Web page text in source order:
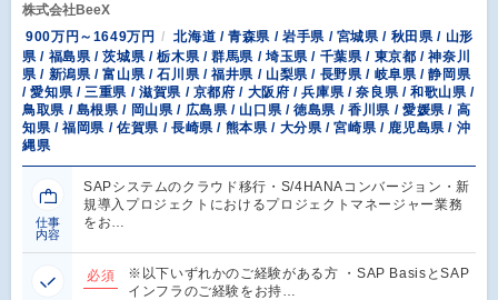
株式会社BeeX
900万円～1649万円
北海道 / 青森県 / 岩手県 / 宮城県 / 秋田県 / 山形
県 / 福島県 / 茨城県 / 栃木県 / 群馬県 / 埼玉県 / 千葉県 / 東京都 / 神奈川
県 / 新潟県 / 富山県 / 石川県 / 福井県 / 山梨県 / 長野県 / 岐阜県 / 静岡県
/ 愛知県 / 三重県 / 滋賀県 / 京都府 / 大阪府 / 兵庫県 / 奈良県 / 和歌山県 /
鳥取県 / 島根県 / 岡山県 / 広島県 / 山口県 / 徳島県 / 香川県 / 愛媛県 / 高
知県 / 福岡県 / 佐賀県 / 長崎県 / 熊本県 / 大分県 / 宮崎県 / 鹿児島県 / 沖
縄県
仕事
内容
SAPシステムのクラウド移行・S/4HANAコンバージョン・新
規導入プロジェクトにおけるプロジェクトマネージャー業務
をお…
必須
※以下いずれかのご経験がある方 ・SAP BasisとSAP
インフラのご経験をお持…